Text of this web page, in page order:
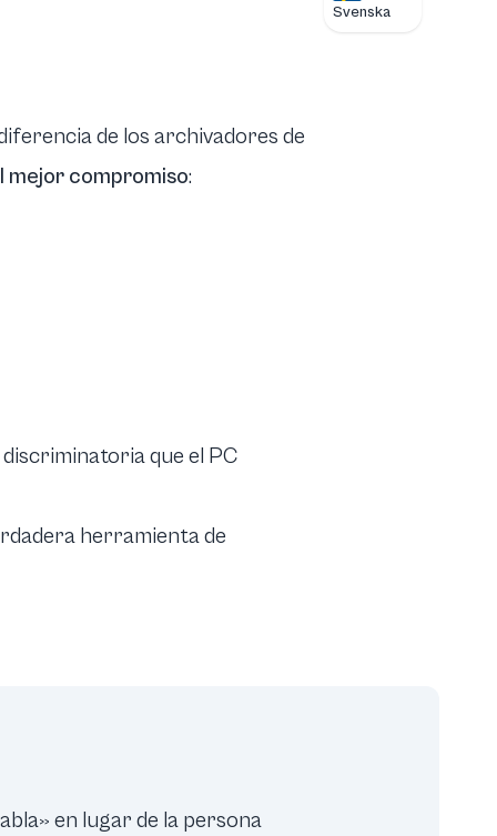
Svenska
de los archivadores de
compromiso:
que el PC
herramienta de
en lugar de la persona